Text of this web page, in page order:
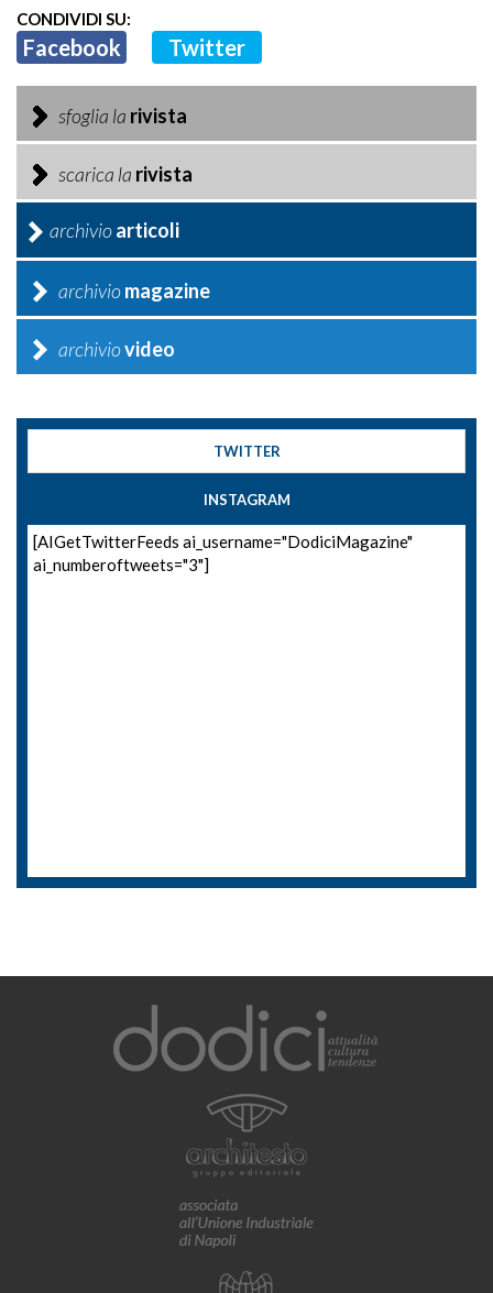
CONDIVIDI SU:
Facebook Twitter
sfoglia la rivista
scarica la rivista
archivioarticoli
archiviomagazine
archiviovideo
TWITTER
INSTAGRAM
[AIGetTwitterFeeds ai_username="DodiciMagazine"
ai_numberoftweets="3"]